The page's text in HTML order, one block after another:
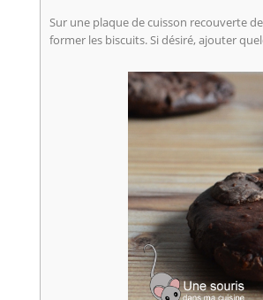
Sur une plaque de cuisson recouverte
former les biscuits. Si désiré, ajouter